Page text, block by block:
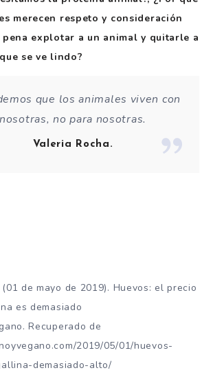
merecen respeto y consideración
pena explotar a un animal y quitarle a
se ve lindo?
que los animales viven con
nosotras, no para nosotras.
Valeria Rocha.
de mayo de 2019). Huevos: el precio
es demasiado
Recuperado de
2019/05/01/huevos-
demasiado-alto/